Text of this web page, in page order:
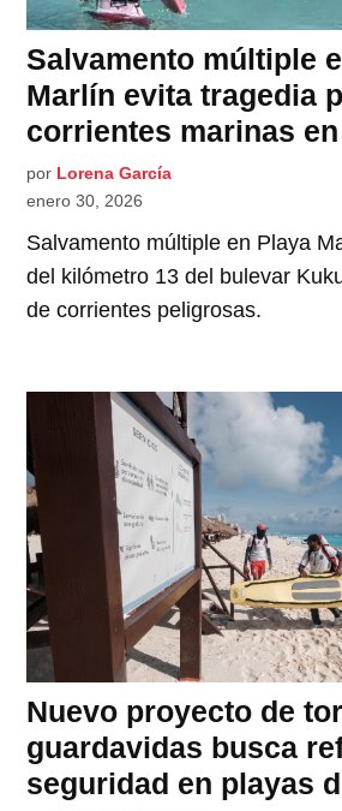
Salvamento múltiple
Marlín evita tragedia
corrientes marinas
por Lorena García
enero 30, 2026
Salvamento múltiple en Playa
del kilómetro 13 del bulevar
de corrientes peligrosas.
Nuevo proyecto de
guardavidas busca
seguridad en playas